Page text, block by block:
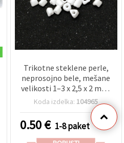
Trikotne steklene perle,
neprosojno bele, mešane
velikosti 1–3 x 2,5 x 2 mm,
luknja 0,5 mm, 20 g – za
ročno izdelavo nakita
Koda izdelka: 104965
0.50€ 1-8 paket